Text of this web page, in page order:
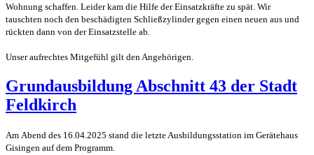
Wohnung schaffen. Leider kam die Hilfe der Einsatzkräfte zu spät. Wir
tauschten noch den beschädigten Schließzylinder gegen einen neuen aus und
rückten dann von der Einsatzstelle ab.
Unser aufrechtes Mitgefühl gilt den Angehörigen.
Grundausbildung Abschnitt 43 der Stadt
Feldkirch
Am Abend des 16.04.2025 stand die letzte Ausbildungsstation im Gerätehaus
Gisingen auf dem Programm.